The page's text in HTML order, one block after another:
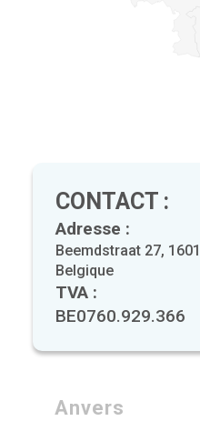
CONTACT :
Adresse :
Beemdstraat 27,
Belgique
TVA :
BE0760.929.366
Anvers